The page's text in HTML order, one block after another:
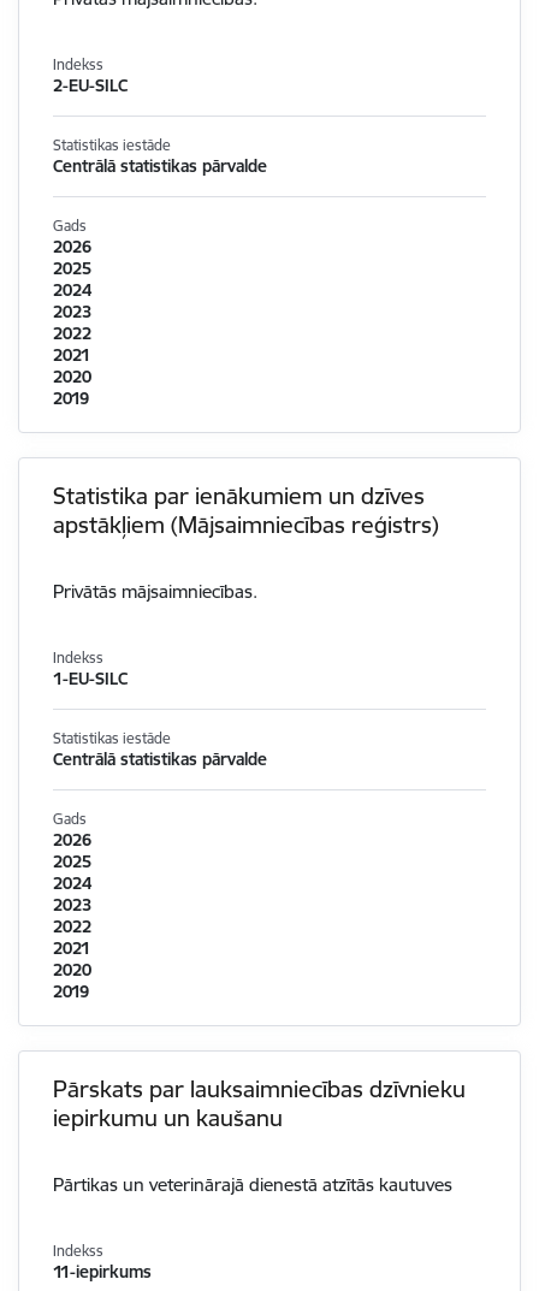
Indekss
2-EU-SILC
Statistikas iestāde
Centrālā statistikas pārvalde
Gads
2026
2025
2024
2023
2022
2021
2020
2019
Statistika par ienākumiem un dzīves
apstākļiem (Mājsaimniecības reģistrs)
Privātās mājsaimniecības.
Indekss
1-EU-SILC
Statistikas iestāde
Centrālā statistikas pārvalde
Gads
2026
2025
2024
2023
2022
2021
2020
2019
Pārskats par lauksaimniecības dzīvnieku
iepirkumu un kaušanu
Pārtikas un veterinārajā dienestā atzītās kautuves
Indekss
11-iepirkums